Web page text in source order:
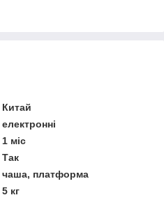
Китай
електронні
1 міс
Так
чаша, платформа
5 кг